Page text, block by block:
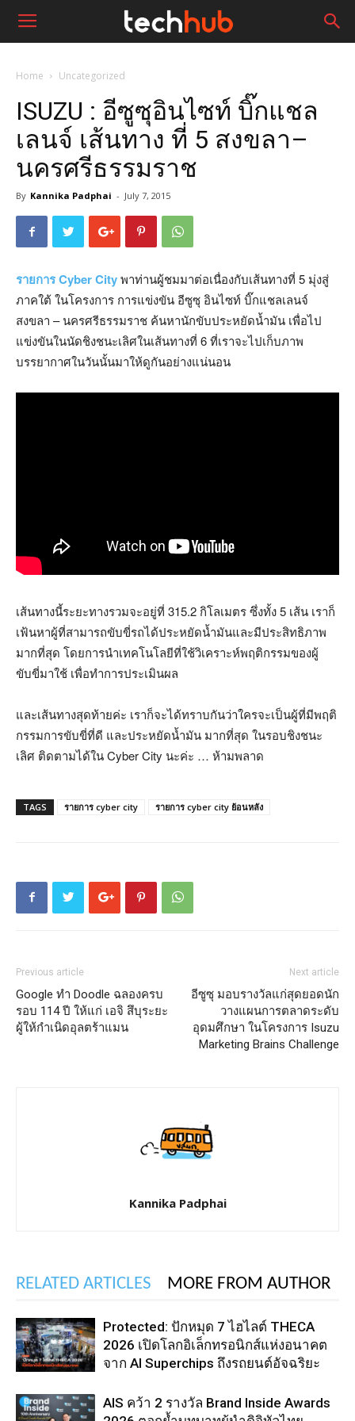
Home Uncategorized
ISUZU : อีซูซุอินไซท์ บิ๊กแชล
เลนจ์ เส้นทาง ที่ 5 สงขลา–
นครศรีธรรมราช
By Kannika Padphai - July 7, 2015
รายการ Cyber Cityพาท่านผู้ชมมาต่อเนื่องกับเส้นทางที่ 5 มุ่งสู่
ภาคใต้ ในโครงการ การแข่งขัน อีซูซุ อินไซท์ บิ๊กแชลเลนจ์
สงขลา – นครศรีธรรมราช ค้นหานักขับประหยัดน้ำมัน เพื่อไป
แข่งขันในนัดชิงชนะเลิศในเส้นทางที­่ 6 ที่เราจะไปเก็บภาพ
บรรยากาศในวันนั้นมาให้ด­ูกันอย่างแน่นอน
เส้นทางนี้ระยะทางรวมจะอยู่ที่ 315.2 กิโลเมตร ซึ่งทั้ง 5 เส้น เราก็
เฟ้นหาผู้ที่สามารถขับขี่รถได้ประหยั­ดน้ำมันและมีประสิทธิภาพ
มากที่สุด โดยการนำเทคโนโลยีที่ใช้วิเคราะห์พฤติกรรม­ของผู้
ขับขี่มาใช้ เพื่อทำการประเมินผล
และเส้นทางสุดท้ายค่ะ เราก็จะได้ทราบกันว่าใครจะเป็นผู้ที่มีพฤต­ิ
กรรมการขับขี่ที่ดี และประหยัดน้ำมัน มากที่สุด ในรอบชิงชนะ
เลิศ ติดตามได้ใน Cyber City นะค่ะ … ห้ามพลาด
TAGS รายการ cyber city รายการ cyber city ย้อนหลัง
Previous article
Google ทำ Doodle ฉลองครบ
รอบ 114 ปี ให้แก่ เอจิ สึบุระยะ
ผู้ให้กำเนิดอุลตร้าแมน
Next article
อีซูซุ มอบรางวัลแก่สุดยอดนัก
วางแผนการตลาดระดับ
อุดมศึกษา ในโครงการ Isuzu
Marketing Brains Challenge
Kannika Padphai
RELATED ARTICLES MORE FROM AUTHOR
Protected: ปักหมุด 7 ไฮไลต์ THECA
2026 เปิดโลกอิเล็กทรอนิกส์แห่งอนาคต
จาก AI Superchips ถึงรถยนต์อัจฉริยะ
AIS คว้า 2 รางวัล Brand Inside Awards